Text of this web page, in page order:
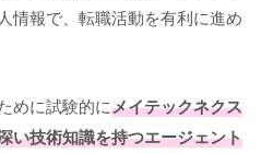
情報で、転職活動を有利に進め
めに試験的にメイテックネクス
い技術知識を持つエージェント